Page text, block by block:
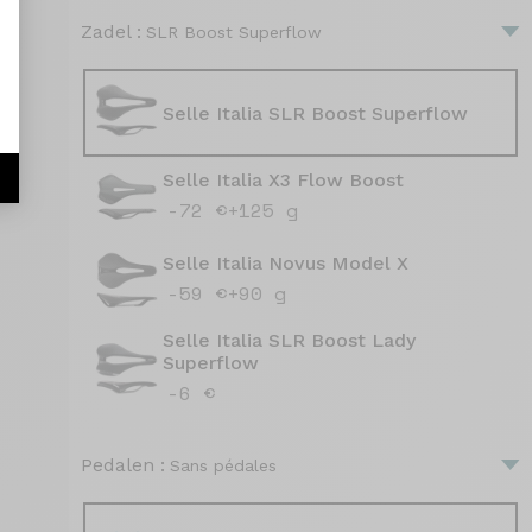
Zadel : SLR Boost Superflow
Selle Italia SLR Boost Superflow
Selle Italia X3 Flow Boost
-72 €+125 g
Selle Italia Novus Model X
-59 €+90 g
Selle Italia SLR Boost Lady
Superflow
-6 €
Pedalen : Sans pédales